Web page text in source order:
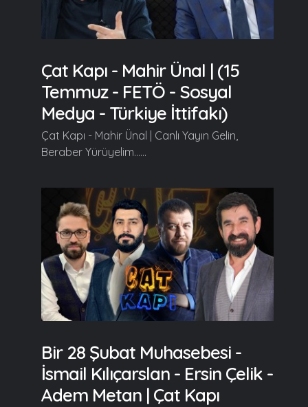
Çat Kapı - Mahir Ünal | (15
Temmuz - FETÖ - Sosyal
Medya - Türkiye İttifakı)
Çat Kapı - Mahir Ünal | Canlı Yayın Gelin,
Beraber Yürüyelim......
Bir 28 Şubat Muhasebesi -
İsmail Kılıçarslan - Ersin Çelik -
Adem Metan | Çat Kapı